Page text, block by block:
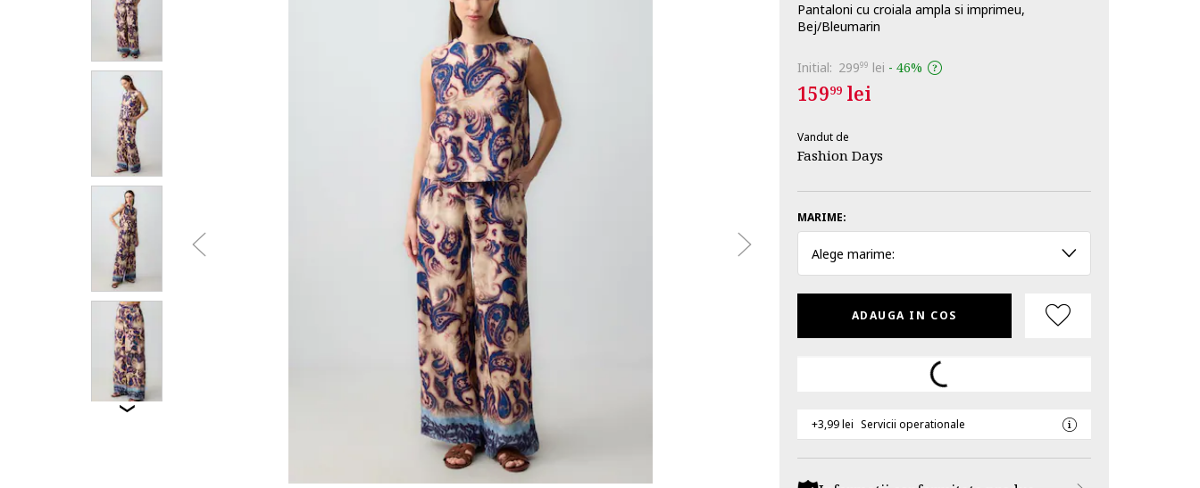
Pantaloni cu croiala ampla si imprimeu,
Bej/Bleumarin
Initial: 29999 lei - 46%
15999lei
Vandut de
Fashion Days
MARIME:
Alege marime:
ADAUGA IN COS
+3,99 lei Servicii operationale